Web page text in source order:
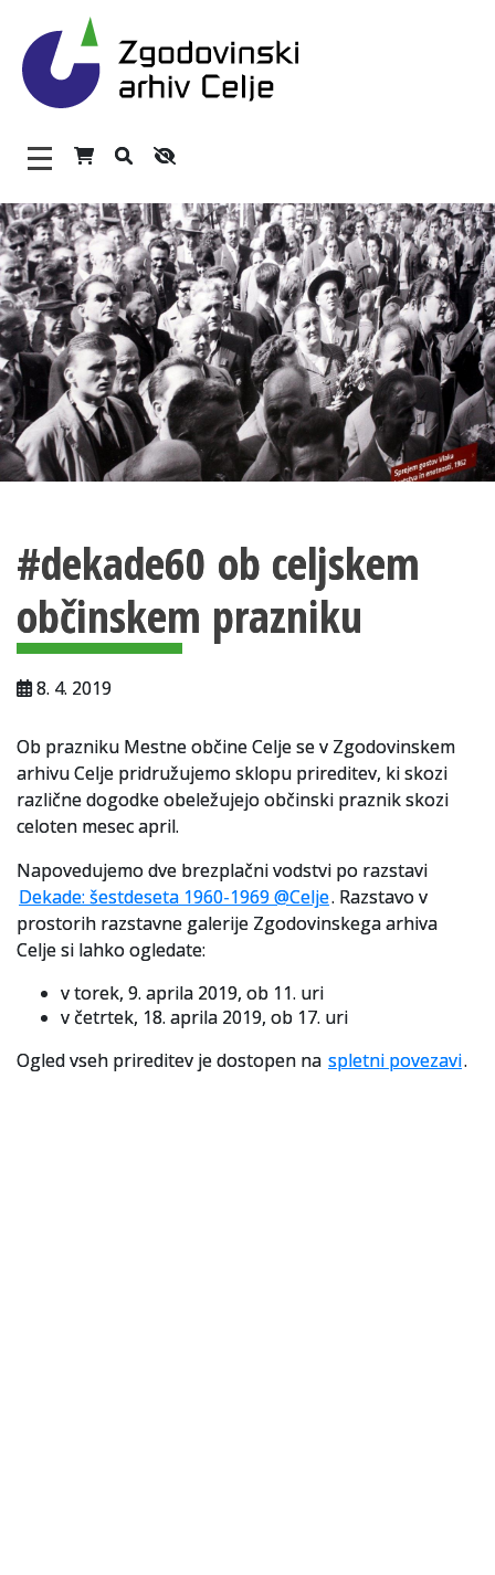
Zgodovinski arhiv Celje –
Glavni meni
O arhivu
Zaposleni
Povezave
Varstvo osebnih podatkov
Katalog informacij javnega značaja
Zakonodaja
Vloga za upravne namene
Vloga za čitalnico
Vodnik po fondih in zbirkah
VAČ – VIRTUALNA ARHIVSKA ČITALNICA
Za ustvarjalce
Strokovna usposabljanja za uslužbence
Register ustvarjalcev
Arhivske škatle
Projekti
Slovenski elektronski arhiv
#dekade60 ob celjskem
občinskem prazniku
8. 4. 2019
Ob prazniku Mestne občine Celje se v Zgodovinskem
arhivu Celje pridružujemo sklopu prireditev, ki skozi
različne dogodke obeležujejo občinski praznik skozi
celoten mesec april.
Napovedujemo dve brezplačni vodstvi po razstavi
Dekade: šestdeseta 1960-1969 @Celje. Razstavo v
prostorih razstavne galerije Zgodovinskega arhiva
Celje si lahko ogledate:
v torek, 9. aprila 2019, ob 11. uri
v četrtek, 18. aprila 2019, ob 17. uri
Ogled vseh prireditev je dostopen na spletni povezavi.